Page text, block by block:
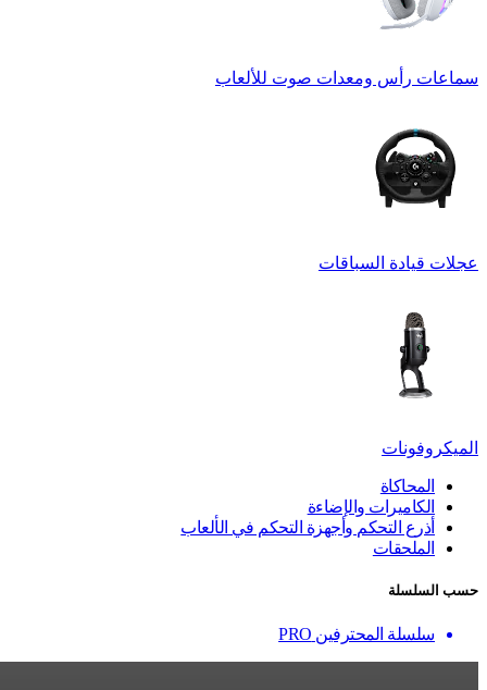
سماعات رأس ومعدات صوت للألعاب
عجلات قيادة السباقات
الميكروفونات
المحاكاة
الكاميرات والإضاءة
أذرع التحكم وأجهزة التحكم في الألعاب
الملحقات
حسب السلسلة
سلسلة المحترفين PRO